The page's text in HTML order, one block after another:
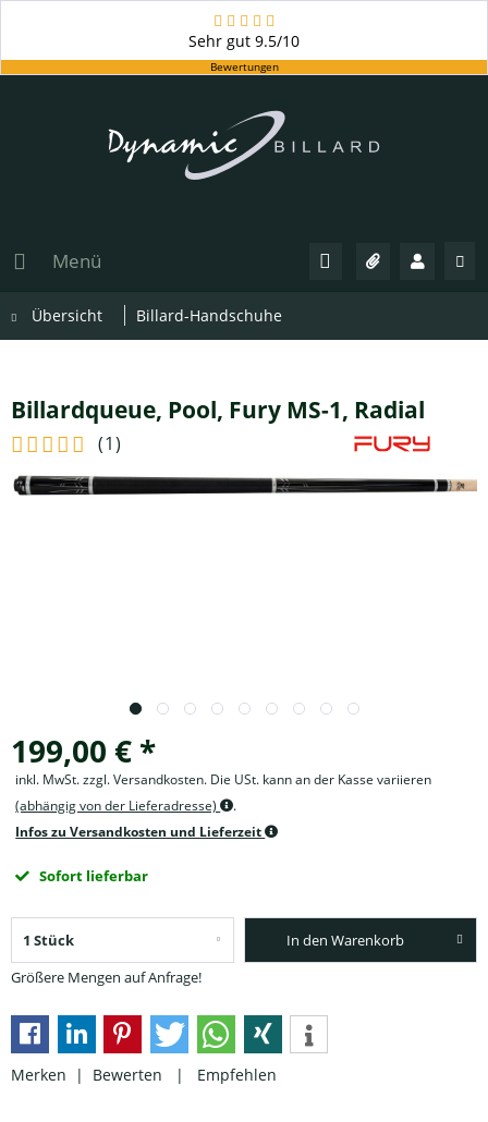
Sehr gut 9.5/10
Bewertungen
Menü
Übersicht Billard-Handschuhe
Billardqueue, Pool, Fury MS-1, Radial
(1)
199,00 € *
inkl. MwSt. zzgl. Versandkosten. Die USt. kann an der Kasse variieren
(abhängig von der Lieferadresse)
.
Infos zu Versandkosten und Lieferzeit
Sofort lieferbar
Größere Mengen auf Anfrage!
In den Warenkorb
Merken | Bewerten | Empfehlen